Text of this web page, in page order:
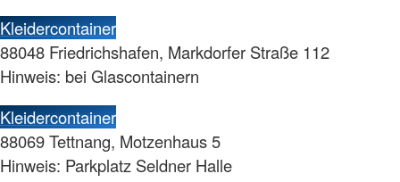
Kleidercontainer
88048 Friedrichshafen, Markdorfer Straße 112
Hinweis: bei Glascontainern
Kleidercontainer
88069 Tettnang, Motzenhaus 5
Hinweis: Parkplatz Seldner Halle